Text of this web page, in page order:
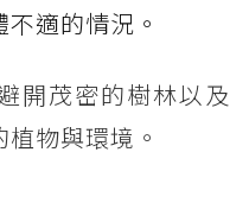
適的情況。
開茂密的樹林以及
物與環境。